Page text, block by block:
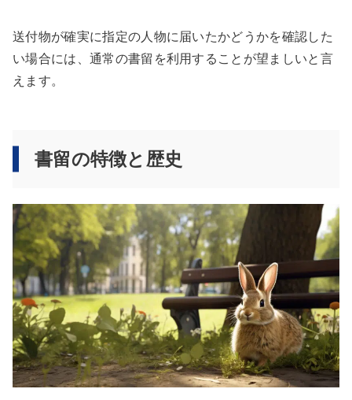
送付物が確実に指定の人物に届いたかどうかを確認した
い場合には、通常の書留を利用することが望ましいと言
えます。
書留の特徴と歴史